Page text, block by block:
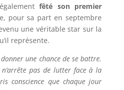
fêté son premier
pour sa part en septembre
une véritable star sur la
représente.
une chance de se battre.
pas de lutter face à la
conscience que chaque jour